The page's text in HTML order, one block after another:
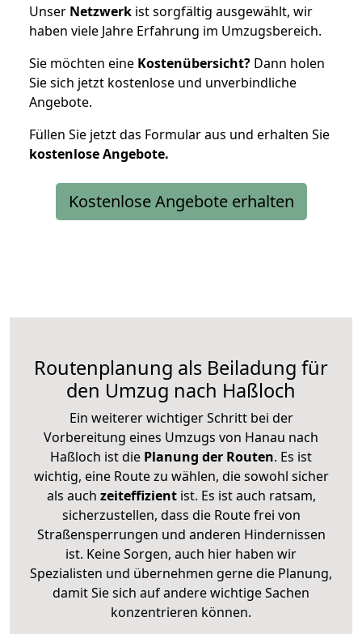
Unser Netzwerk ist sorgfältig ausgewählt, wir
haben viele Jahre Erfahrung im Umzugsbereich.
Sie möchten eine Kostenübersicht? Dann holen
Sie sich jetzt kostenlose und unverbindliche
Angebote.
Füllen Sie jetzt das Formular aus und erhalten Sie
kostenloseAngebote.
Kostenlose Angebote erhalten
Routenplanung als Beiladung für
den Umzug nach Haßloch
Ein weiterer wichtiger Schritt bei der
Vorbereitung eines Umzugs von Hanau nach
Haßloch ist die Planung der Routen. Es ist
wichtig, eine Route zu wählen, die sowohl sicher
als auch zeiteffizientist. Es ist auch ratsam,
sicherzustellen, dass die Route frei von
Straßensperrungen und anderen Hindernissen
ist. Keine Sorgen, auch hier haben wir
Spezialisten und übernehmen gerne die Planung,
damit Sie sich auf andere wichtige Sachen
konzentrieren können.